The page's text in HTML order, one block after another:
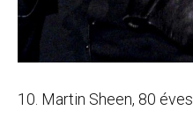
10. Martin Sheen, 80 éves